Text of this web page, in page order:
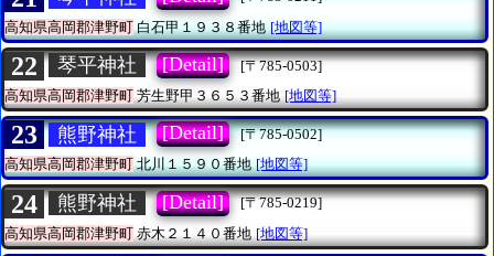
高知県高岡郡津野町白石甲１９３８番地 [地図等]
22 琴平神社 [Detail]
[〒785-0503]
高知県高岡郡津野町 芳生野甲３６５３番地 [地図等]
23 熊野神社 [Detail]
[〒785-0502]
高知県高岡郡津野町北川１５９０番地 [地図等]
24 熊野神社 [Detail]
[〒785-0219]
高知県高岡郡津野町 赤木２１４０番地 [地図等]